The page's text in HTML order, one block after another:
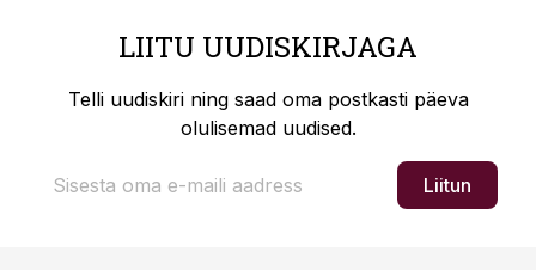
LIITU UUDISKIRJAGA
Telli uudiskiri ning saad oma postkasti päeva
olulisemad uudised.
Liitun